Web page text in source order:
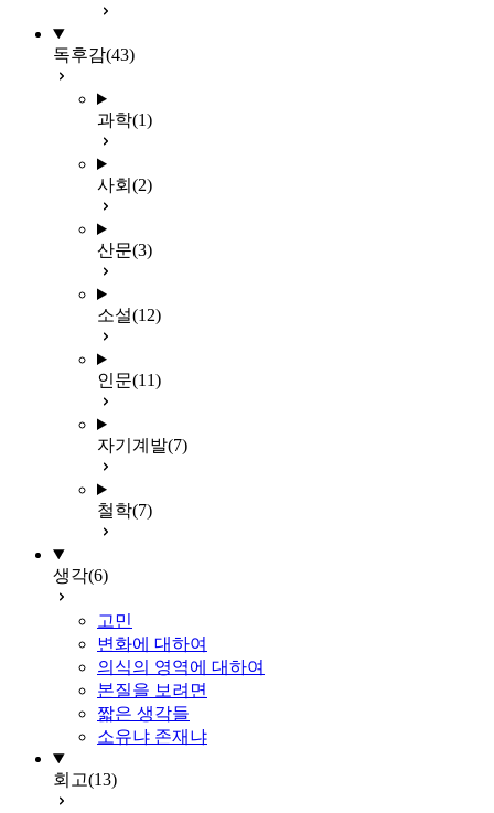
독후감(43)
과학(1)
사회 (2)
산문(3)
소설(12)
인문(11)
자기계발(7)
철학(7)
생각(6)
고민
변화에 대하여
의식의 영역에 대하여
본질을 보려면
짧은 생각들
소유냐 존재냐
회고(13)